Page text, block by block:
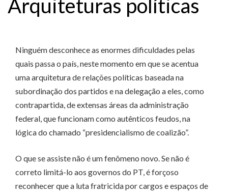
Arquiteturas políticas
Ninguém desconhece as enormes dificuldades pelas
quais passa o país, neste momento em que se acentua
uma arquitetura de relações políticas baseada na
subordinação dos partidos e na delegação a eles, como
contrapartida, de extensas áreas da administração
federal, que funcionam como autênticos feudos, na
lógica do chamado “presidencialismo de coalizão”.
O que se assiste não é um fenômeno novo. Se não é
correto limitá-lo aos governos do PT, é forçoso
reconhecer que a luta fratricida por cargos e espaços de